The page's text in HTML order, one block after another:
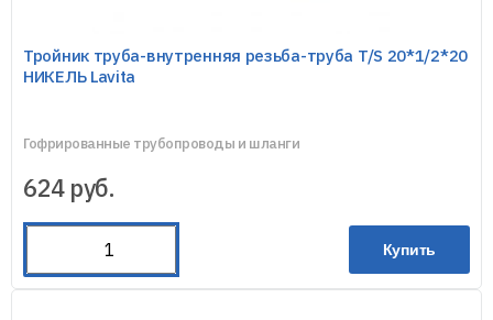
Тройник труба-внутренняя резьба-труба T/S 20*1/2*20
НИКЕЛЬ Lavita
Гофрированные трубопроводы и шланги
624 руб.
Купить